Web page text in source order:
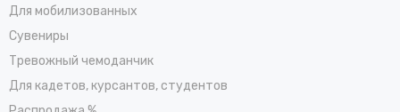
Для мобилизованных
Сувениры
Тревожный чемоданчик
Для кадетов, курсантов, студентов